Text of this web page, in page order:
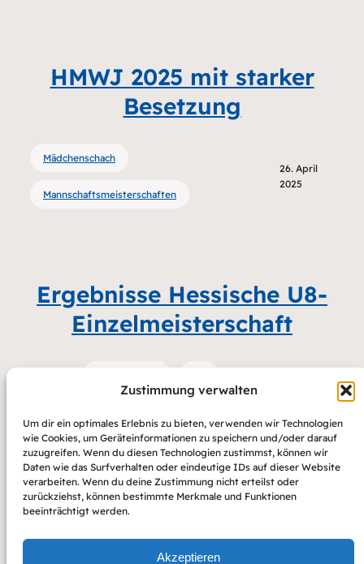
Zustimmung verwalten
Um dir ein optimales Erlebnis zu bieten, verwenden wir Technologien
wie Cookies, um Geräteinformationen zu speichern und/oder darauf
zuzugreifen. Wenn du diesen Technologien zustimmst, können wir
Daten wie das Surfverhalten oder eindeutige IDs auf dieser Website
verarbeiten. Wenn du deine Zustimmung nicht erteilst oder
zurückziehst, können bestimmte Merkmale und Funktionen
beeinträchtigt werden.
Akzeptieren
HMWJ 2025 mit starker
Besetzung
Mädchenschach
Mannschaftsmeisterschaften
26. April
2025
Ergebnisse Hessische U8-
Einzelmeisterschaft
Hessenmeister:innen 2025